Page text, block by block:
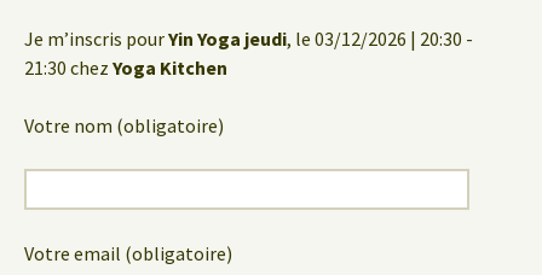
Je m’inscris pourYin Yoga jeudi, le 03/12/2026 | 20:30 -
21:30 chez Yoga Kitchen
Votre nom (obligatoire)
Votre email (obligatoire)